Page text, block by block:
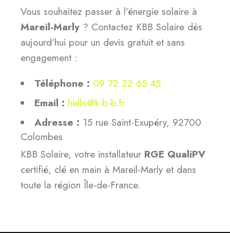
Vous souhaitez passer à l’énergie solaire à
Mareil-Marly ? Contactez KBB Solaire dès
aujourd’hui pour un devis gratuit et sans
engagement :
Téléphone : 09 72 22 65 45
Email : hello@k-b-b.fr
Adresse : 15 rue Saint-Exupéry, 92700
Colombes
KBB Solaire, votre installateur RGE QualiPV
certifié, clé en main à Mareil-Marly et dans
toute la région Île-de-France.